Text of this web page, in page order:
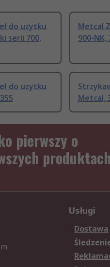
do uzytku
serii 700,
Metcal
900-NK,
do uzytku
Metcal,
pierwszy o
produktach
Usługi
Dostawa